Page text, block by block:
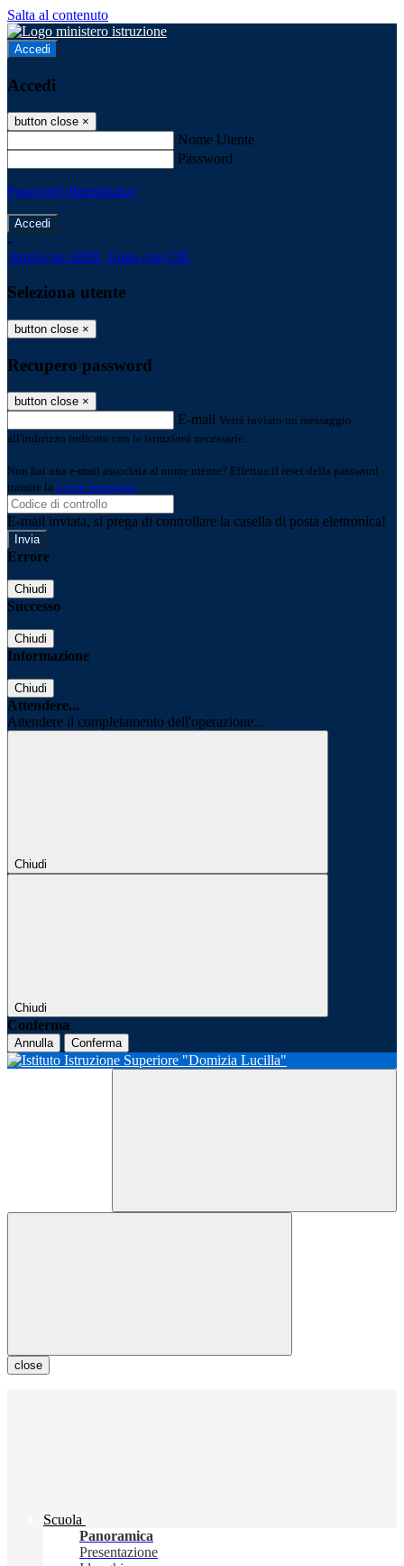
Salta al contenuto
Accedi
Accedi
button close ×
Nome Utente
Password
Password dimenticata?
-
Entra con SPID Entra con CIE
Seleziona utente
button close ×
Recupero password
button close ×
E-mail Verrà inviato un messaggio
all'indirizzo indicato con le istruzioni necessarie.
Non hai una e-mail associata al nome utente? Effettua il reset della password
tramite la Login Spaggiari
E-mail inviata, si prega di controllare la casella di posta elettronica!
Errore
Chiudi
Successo
Chiudi
Informazione
Chiudi
Attendere...
Attendere il completamento dell'operazione...
Chiudi
Chiudi
Conferma
Annulla Conferma
close
Scuola
Panoramica
Presentazione